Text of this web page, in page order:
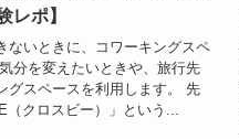
レポ】
ないときに、コワーキングスペ
分を変えたいときや、旅行先
グスペースを利用します。 先
（クロスビー）」という...